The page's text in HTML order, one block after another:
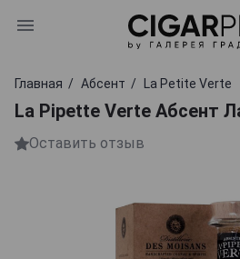
Главная Абсент La Petite Verte
La Pipette Verte Абсент
Оставить отзыв